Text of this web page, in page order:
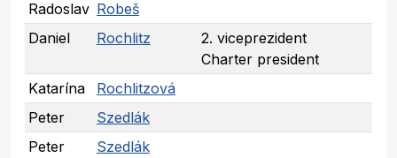
Radoslav Robeš
Daniel
Rochlitz
2. viceprezident
Charter president
Katarína
Rochlitzová
Peter
Szedlák
Peter
Szedlák